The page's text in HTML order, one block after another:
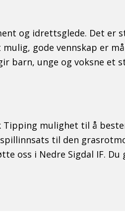
og idrettsglede. Det er
gode vennskap er
barn, unge og voksne et
mulighet til å
til den
oss i Nedre Sigdal IF.